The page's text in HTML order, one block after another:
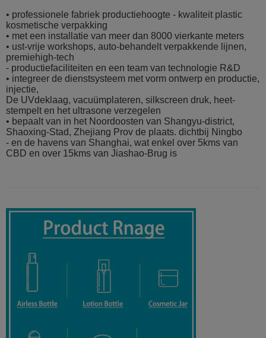
• professionele fabriek productiehoogte - kwaliteit plastic
kosmetische verpakking
• met een installatie van meer dan 8000 vierkante meters
• ust-vrije workshops, auto-behandelt verpakkende lijnen,
premiehigh-tech
- productiefaciliteiten en een team van technologie R&D
• integreer de dienstsysteem met vorm ontwerp en productie,
injectie,
De UVdeklaag, vacuümplateren, silkscreen druk, heet-
stempelt en het ultrasone verzegelen
• bepaalt van in het Noordoosten van Shangyu-district,
Shaoxing-Stad, Zhejiang Prov de plaats. dichtbij Ningbo
- en de havens van Shanghai, wat enkel over 5kms van
CBD en over 15kms van Jiashao-Brug is